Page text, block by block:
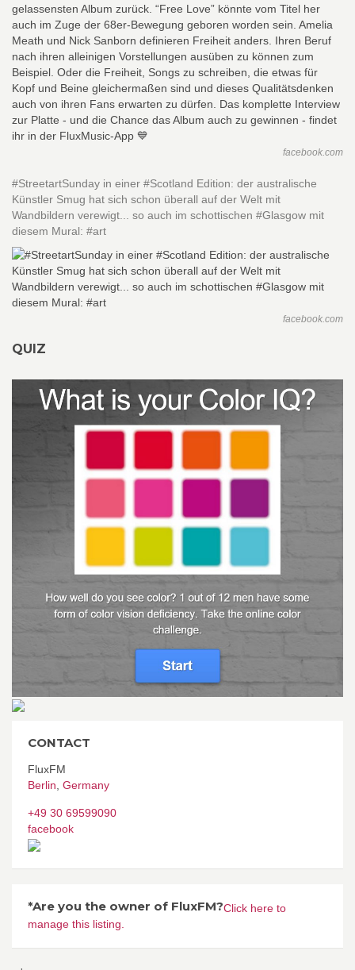
facebook.com
#StreetartSunday in einer #Scotland Edition: der australische
Künstler Smug hat sich schon überall auf der Welt mit
Wandbildern verewigt... so auch im schottischen #Glasgow mit
diesem Mural: #art
facebook.com
QUIZ
CONTACT
FluxFM
Berlin Germany
+49 30 69599090
facebook
*Are you the owner of FluxFM?Click here to
manage this listing.